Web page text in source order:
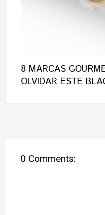
8 MARCAS
OLVIDAR ESTE
0 Comments: